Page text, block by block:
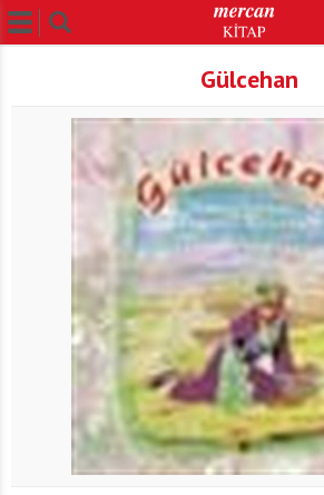
Gülcehan